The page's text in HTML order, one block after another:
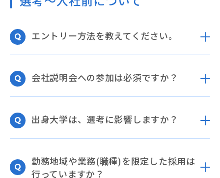
エントリー方法を教えてください。
会社説明会への参加は必須ですか？
出身大学は、選考に影響しますか？
勤務地域や業務(職種)を限定した採用は
行っていますか？